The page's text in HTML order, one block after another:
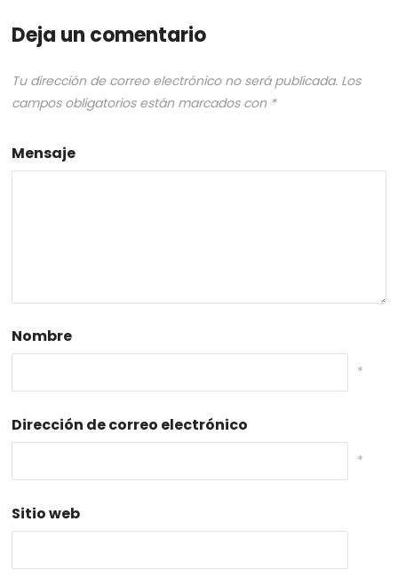
Deja un comentario
Tu dirección de correo electrónico no será publicada. Los
campos obligatorios están marcados con *
Mensaje
Nombre
*
Dirección de correo electrónico
*
Sitio web